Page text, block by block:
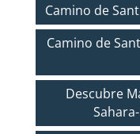
Camino de
Camino de
Descubre